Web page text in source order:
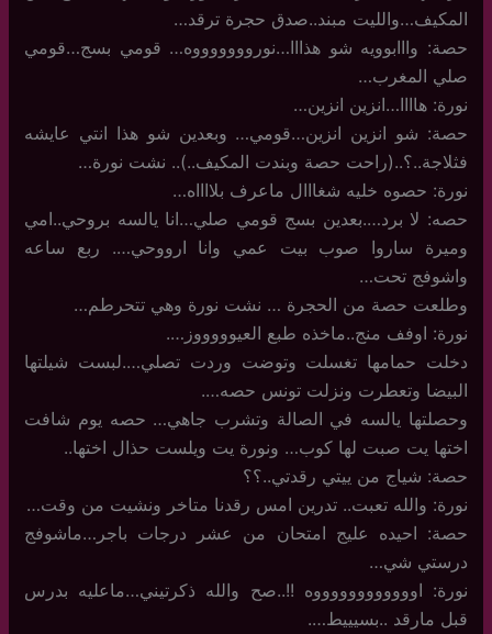
المكيف…والليت مبند..صدق حجرة ترقد…
حصة: وااابوويه شو هذااا…نوروووووووه… قومي بسج…قومي
صلي المغرب…
نورة: هاااا…انزين انزين…
حصة: شو انزين انزين…قومي… وبعدين شو هذا انتي عايشه
فثلاجة..؟..(راحت حصة وبندت المكيف..).. نشت نورة…
نورة: حصوه خليه شغااال ماعرف بلااااه…
حصه: لا برد….بعدين بسج قومي صلي…انا يالسه بروحي..امي
وميرة ساروا صوب بيت عمي وانا ارووحي…. ربع ساعه
واشوفج تحت…
وطلعت حصة من الحجرة … نشت نورة وهي تتحرطم…
نورة: اوفف منج..ماخذه طبع العيوووووز….
دخلت حمامها تغسلت وتوضت وردت تصلي….لبست شيلتها
البيضا وتعطرت ونزلت تونس حصه….
وحصلتها يالسه في الصالة وتشرب جاهي… حصه يوم شافت
اختها يت صبت لها كوب… ونورة يت ويلست حذال اختها..
حصة: شياج من ييتي رقدتي..؟؟
نورة: والله تعبت.. تدرين امس رقدنا متاخر ونشيت من وقت…
حصة: احيده عليج امتحان من عشر درجات باجر…ماشوفج
درستي شي…
نورة: اووووووووووووه !!..صح والله ذكرتيني…ماعليه بدرس
قبل مارقد ..بسيييط….